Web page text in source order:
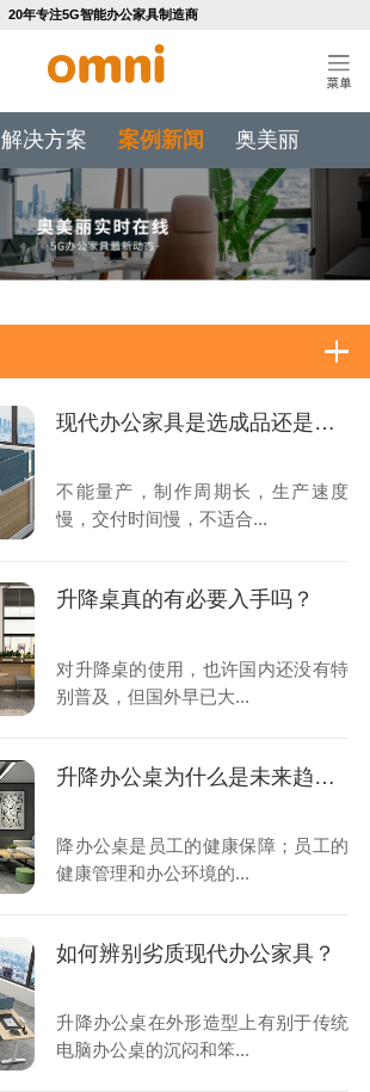
20年专注5G智能办公家具制造商
解决方案 案例新闻 奥美丽
现代办公家具是选成品还是定制？
不能量产，制作周期长，生产速度
慢，交付时间慢，不适合...
升降桌真的有必要入手吗？
对升降桌的使用，也许国内还没有特
别普及，但国外早已大...
升降办公桌为什么是未来趋势？
降办公桌是员工的健康保障；员工的
健康管理和办公环境的...
如何辨别劣质现代办公家具？
升降办公桌在外形造型上有别于传统
电脑办公桌的沉闷和笨...